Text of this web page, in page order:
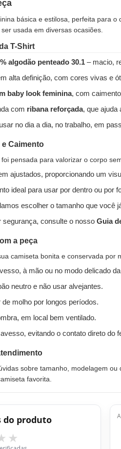
básica e estilosa, perfeita para
usada em diversas ocasiões.
T-Shirt
algodão penteado 30.1 – macio,
alta definição, com cores vivas e
baby look feminina, com
com ribana reforçada, que ajuda
no dia a dia, no trabalho, em
e Caimento
pensada para valorizar o corpo
ajustados, proporcionando um
ideal para usar por dentro ou por
escolher o tamanho que você
segurança, consulte o nosso Guia
a peça
camiseta bonita e conservada por
à mão ou no modo delicado
neutro e não usar alvejantes.
de molho por longos períodos.
em local bem ventilado.
evitando o contato direto do
sobre tamanho, modelagem
favorita.
do produto